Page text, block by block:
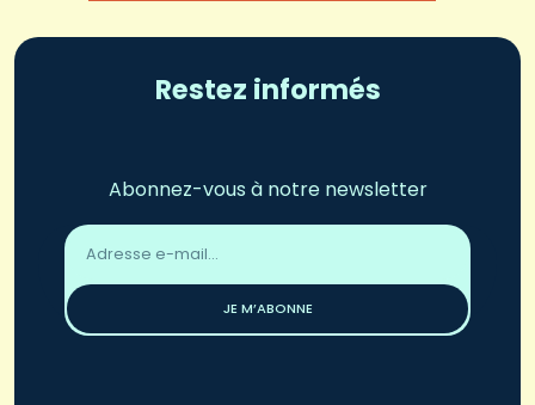
Restez informés
Abonnez-vous à notre newsletter
Adresse
email
JE M’ABONNE